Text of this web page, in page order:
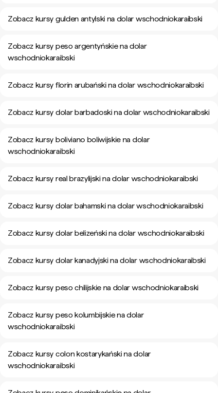
Zobacz kursy gulden antylski na dolar wschodniokaraibski
Zobacz kursy peso argentyńskie na dolar
wschodniokaraibski
Zobacz kursy florin arubański na dolar wschodniokaraibski
Zobacz kursy dolar barbadoski na dolar wschodniokaraibski
Zobacz kursy boliviano boliwijskie na dolar
wschodniokaraibski
Zobacz kursy real brazylijski na dolar wschodniokaraibski
Zobacz kursy dolar bahamski na dolar wschodniokaraibski
Zobacz kursy dolar belizeński na dolar wschodniokaraibski
Zobacz kursy dolar kanadyjski na dolar wschodniokaraibski
Zobacz kursy peso chilijskie na dolar wschodniokaraibski
Zobacz kursy peso kolumbijskie na dolar
wschodniokaraibski
Zobacz kursy colon kostarykański na dolar
wschodniokaraibski